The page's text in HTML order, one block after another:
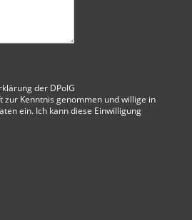
der DPolG
zur Kenntnis genommen und willige in
ein. Ich kann diese Einwilligung